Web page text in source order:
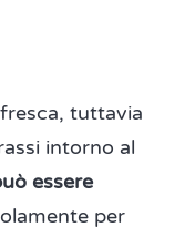
tuttavia
intorno al
essere
per